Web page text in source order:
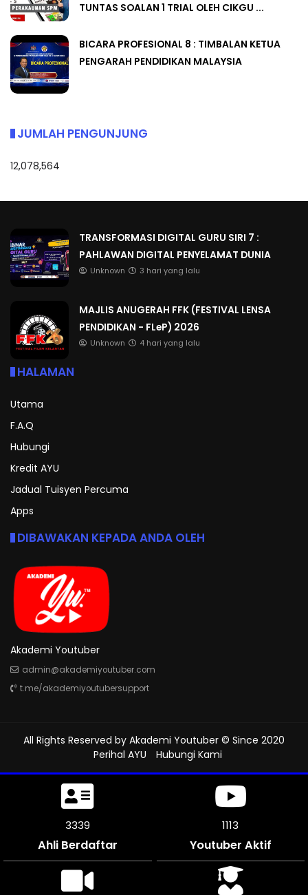
TUNTAS SOALAN 1 TRIAL OLEH CIKGU ...
BICARA PROFESIONAL 8 : TIMBALAN KETUA
PENGARAH PENDIDIKAN MALAYSIA
JUMLAH PENGUNJUNG
12,078,564
TRANSFORMASI DIGITAL GURU SIRI 7 :
PAHLAWAN DIGITAL PENYELAMAT DUNIA
Unknown 3 hari yang lalu
MAJLIS ANUGERAH FFK (FESTIVAL LENSA
PENDIDIKAN - FLeP) 2026
Unknown 4 hari yang lalu
HALAMAN
Utama
F.A.Q
Hubungi
Kredit AYU
Jadual Tuisyen Percuma
Apps
DIBAWAKAN KEPADA ANDA OLEH
Akademi Youtuber
admin@akademiyoutuber.com
t.me/akademiyoutubersupport
All Rights Reserved by Akademi Youtuber © Since 2020
Perihal AYU
Hubungi Kami
3738
Ahli Berdaftar
1246
Youtuber Aktif